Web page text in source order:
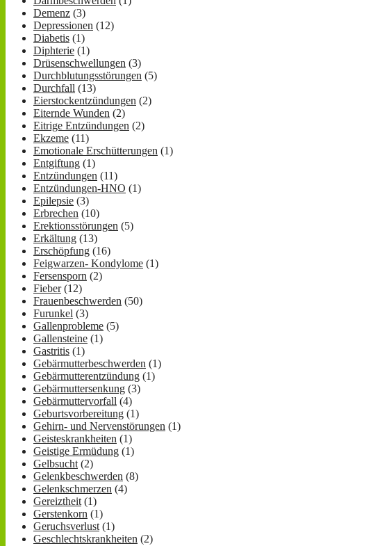
Demenz (3)
Depressionen (12)
Diabetis (1)
Diphterie (1)
Drüsenschwellungen (3)
Durchblutungsstörungen (5)
Durchfall (13)
Eierstockentzündungen (2)
Eiternde Wunden (2)
Eitrige Entzündungen (2)
Ekzeme (11)
Emotionale Erschütterungen (1)
Entgiftung (1)
Entzündungen (11)
Entzündungen-HNO (1)
Epilepsie (3)
Erbrechen (10)
Erektionsstörungen (5)
Erkältung (13)
Erschöpfung (16)
Feigwarzen- Kondylome (1)
Fersensporn (2)
Fieber(12)
Frauenbeschwerden (50)
Furunkel (3)
Gallenprobleme (5)
Gallensteine (1)
Gastritis (1)
Gebärmutterbeschwerden (1)
Gebärmutterentzündung (1)
Gebärmuttersenkung (3)
Gebärmuttervorfall (4)
Geburtsvorbereitung (1)
Gehirn- und Nervenstörungen (1)
Geisteskrankheiten (1)
Geistige Ermüdung (1)
Gelbsucht (2)
Gelenkbeschwerden (8)
Gelenkschmerzen (4)
Gereiztheit (1)
Gerstenkorn (1)
Geruchsverlust (1)
Geschlechtskrankheiten (2)